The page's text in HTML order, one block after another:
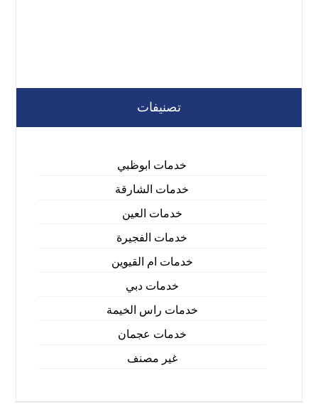
تصنيفات
خدمات ابوظبي
خدمات الشارقة
خدمات العين
خدمات الفجيرة
خدمات ام القيوين
خدمات دبي
خدمات راس الخيمة
خدمات عجمان
غير مصنف